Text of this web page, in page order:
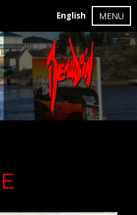
English MENU